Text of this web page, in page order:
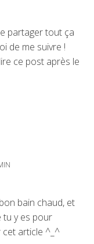
partager tout ça
de me suivre !
ce post après le
bain chaud, et
tu y es pour
cet article ^_^